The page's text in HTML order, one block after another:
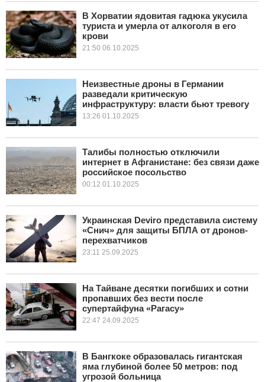
В Хорватии ядовитая гадюка укусила
туриста и умерла от алкоголя в его
крови
21:50 06.10.2025
Неизвестные дроны в Германии
разведали критическую
инфраструктуру: власти бьют тревогу
13:26 01.10.2025
Талибы полностью отключили
интернет в Афганистане: без связи даже
российское посольство
00:12 01.10.2025
Украинская Deviro представила систему
«Снич» для защиты БПЛА от дронов-
перехватчиков
23:11 25.09.2025
На Тайване десятки погибших и сотни
пропавших без вести после
супертайфуна «Рагасу»
22:47 24.09.2025
В Бангкоке образовалась гигантская
яма глубиной более 50 метров: под
угрозой больница